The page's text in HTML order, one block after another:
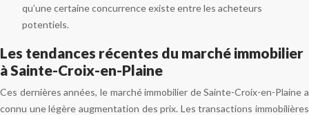
qu’une certaine concurrence existe entre les acheteurs
potentiels.
Les tendances récentes du marché immobilier
à Sainte-Croix-en-Plaine
Ces dernières années, le marché immobilier de Sainte-Croix-en-Plaine a
connu une légère augmentation des prix. Les transactions immobilières